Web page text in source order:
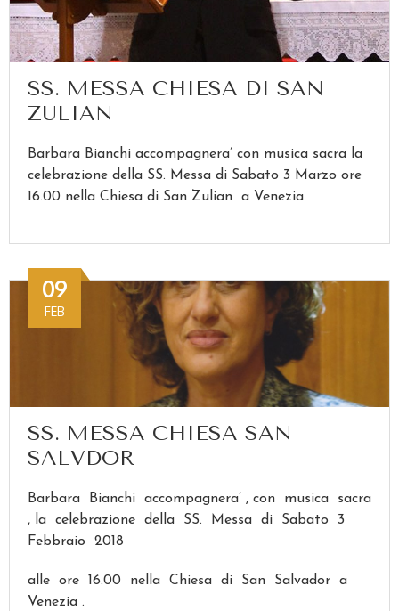
SS. MESSA CHIESA DI SAN
ZULIAN
Barbara Bianchi accompagnera’ con musica sacra la
celebrazione della SS. Messa di Sabato 3 Marzo ore
16.00 nella Chiesa di San Zulian a Venezia
SS. MESSA CHIESA SAN
SALVDOR
09
FEB
Barbara Bianchi accompagnera’ , con musica sacra
, la celebrazione della SS. Messa di Sabato 3
Febbraio 2018
alle ore 16.00 nella Chiesa di San Salvador a
Venezia .